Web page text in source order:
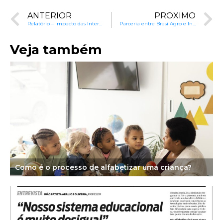
ANTERIOR PRÓXIMO
Veja também
Como é o processo de alfabetizar uma criança?